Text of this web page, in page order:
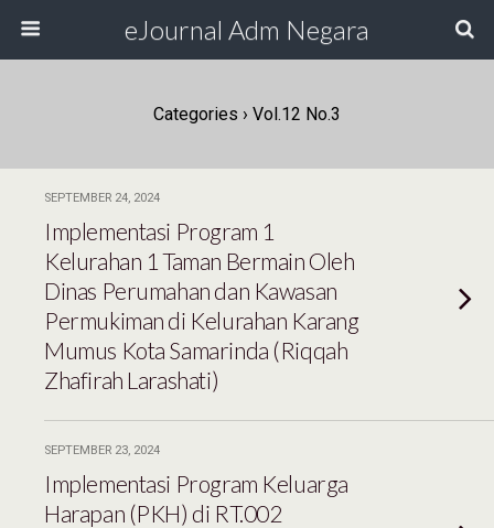
eJournal Adm Negara
Categories › Vol.12 No.3
SEPTEMBER 24, 2024
Implementasi Program 1
Kelurahan 1 Taman Bermain Oleh
Dinas Perumahan dan Kawasan
Permukiman di Kelurahan Karang
Mumus Kota Samarinda (Riqqah
Zhafirah Larashati)
SEPTEMBER 23, 2024
Implementasi Program Keluarga
Harapan (PKH) di RT.002